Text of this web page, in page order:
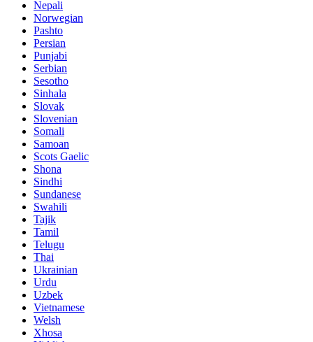
Nepali
Norwegian
Pashto
Persian
Punjabi
Serbian
Sesotho
Sinhala
Slovak
Slovenian
Somali
Samoan
Scots Gaelic
Shona
Sindhi
Sundanese
Swahili
Tajik
Tamil
Telugu
Thai
Ukrainian
Urdu
Uzbek
Vietnamese
Welsh
Xhosa